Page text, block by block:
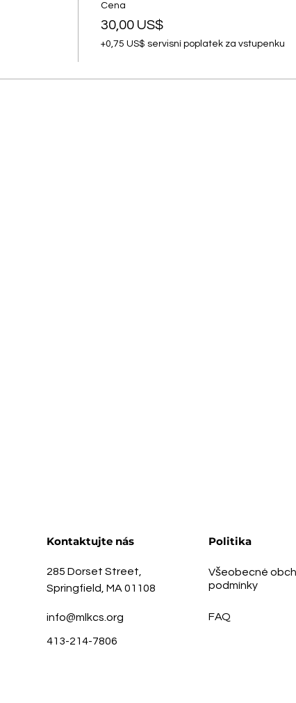
Cena
30,00 US$
+0,75 US$ servisní poplatek za vstupenku
Kontaktujte nás
285 Dorset Street,
Springfield, MA 01108
info@mlkcs.org
413-214-7806
Politika
Všeobecné
podmínky
FAQ